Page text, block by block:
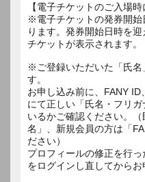
【電子チケットのご入場時
※電子チケットの発券開
ります。発券開始日時を
チケットが表示されます。
※ご登録いただいた「氏名
す。
お申し込み前に、FANY
にて正しい「氏名・フリ
いるかご確認ください。
名」、新規会員の方は「
ださい）
プロフィールの修正を行
をログインし直してから